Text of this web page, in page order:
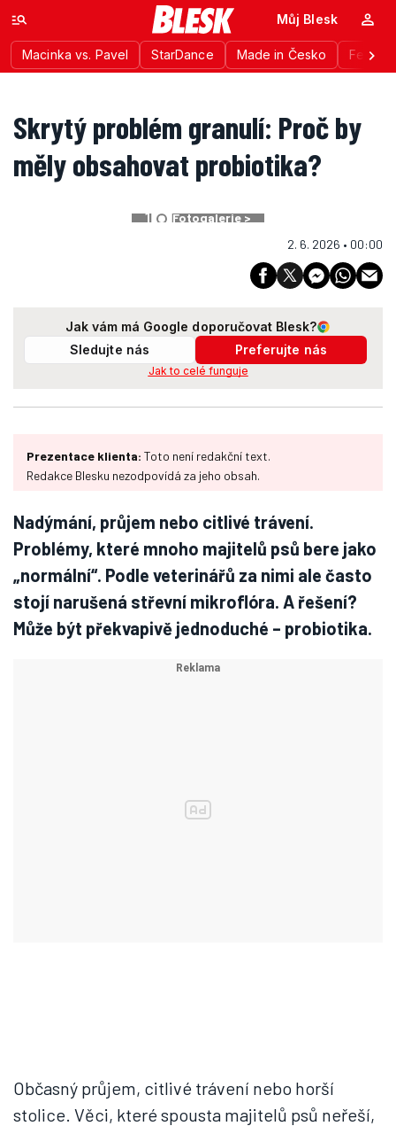
Macinka vs. Pavel StarDance Made in Česko
Můj Blesk
Skrytý problém granulí: Proč by
měly obsahovat probiotika?
1
Fotogalerie >
2. 6. 2026 • 00:00
Jak vám má Google doporučovat Blesk?
Sledujte nás
Preferujte nás
Jak to celé funguje
Prezentace klienta: Toto není redakční text.
Redakce Blesku nezodpovídá za jeho obsah.
Nadýmání, průjem nebo citlivé trávení.
Problémy, které mnoho majitelů psů bere jako
„normální“. Podle veterinářů za nimi ale často
stojí narušená střevní mikroflóra. A řešení?
Může být překvapivě jednoduché – probiotika.
Občasný průjem, citlivé trávení nebo horší
stolice. Věci, které spousta majitelů psů neřeší,